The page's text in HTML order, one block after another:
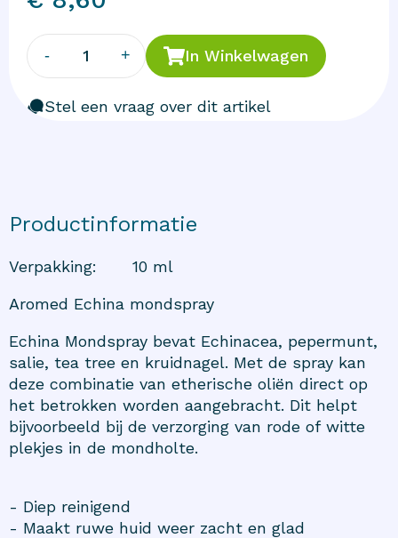
- 1 + In Winkelwagen
Stel een vraag over dit artikel
Productinformatie
Verpakking:
10 ml
Aromed Echina mondspray
Echina Mondspray bevat Echinacea, pepermunt,
salie, tea tree en kruidnagel. Met de spray kan
deze combinatie van etherische oliën direct op
het betrokken worden aangebracht. Dit helpt
bijvoorbeeld bij de verzorging van rode of witte
plekjes in de mondholte.
- Diep reinigend
- Maakt ruwe huid weer zacht en glad